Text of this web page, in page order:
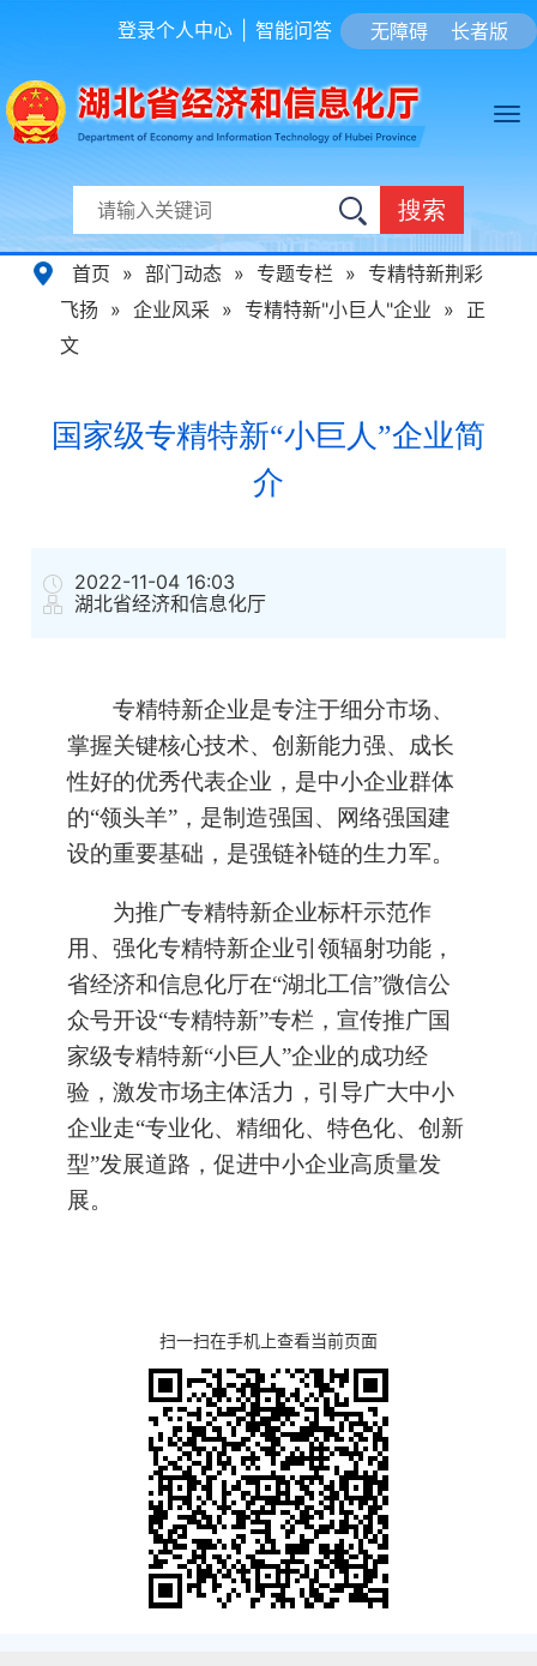
无障碍 长者版
登录个人中心 智能问答
搜索
首页 » 部门动态 » 专题专栏 » 专精特新荆彩
飞扬 » 企业风采 » 专精特新"小巨人"企业 » 正
文
国家级专精特新“小巨人”企业简
介
2022-11-04 16:03
湖北省经济和信息化厅
专精特新企业是专注于细分市场、
掌握关键核心技术、创新能力强、成长
性好的优秀代表企业，是中小企业群体
的“领头羊”，是制造强国、网络强国建
设的重要基础，是强链补链的生力军。
为推广专精特新企业标杆示范作
用、强化专精特新企业引领辐射功能，
省经济和信息化厅在“湖北工信”微信公
众号开设“专精特新”专栏，宣传推广国
家级专精特新“小巨人”企业的成功经
验，激发市场主体活力，引导广大中小
企业走“专业化、精细化、特色化、创新
型”发展道路，促进中小企业高质量发
展。
扫一扫在手机上查看当前页面